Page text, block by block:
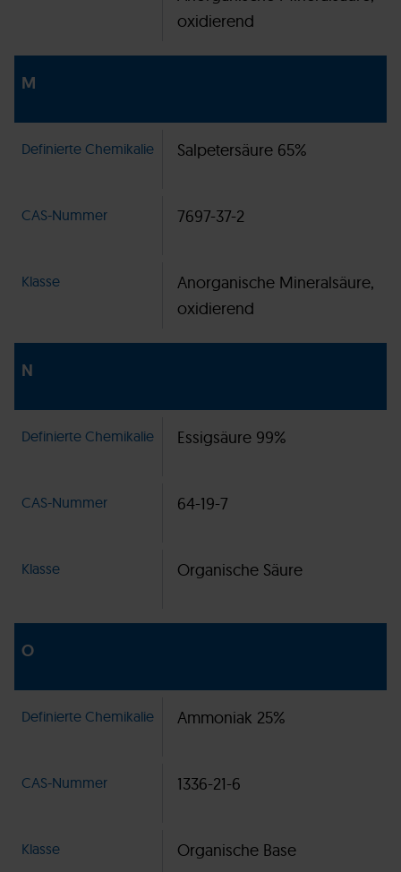
oxidierend
M
Definierte Chemikalie Salpetersäure 65%
CAS-Nummer 7697-37-2
Klasse
Anorganische Mineralsäure,
oxidierend
N
Definierte Chemikalie Essigsäure 99%
CAS-Nummer 64-19-7
Klasse Organische Säure
O
Definierte Chemikalie Ammoniak 25%
CAS-Nummer 1336-21-6
Klasse Organische Base